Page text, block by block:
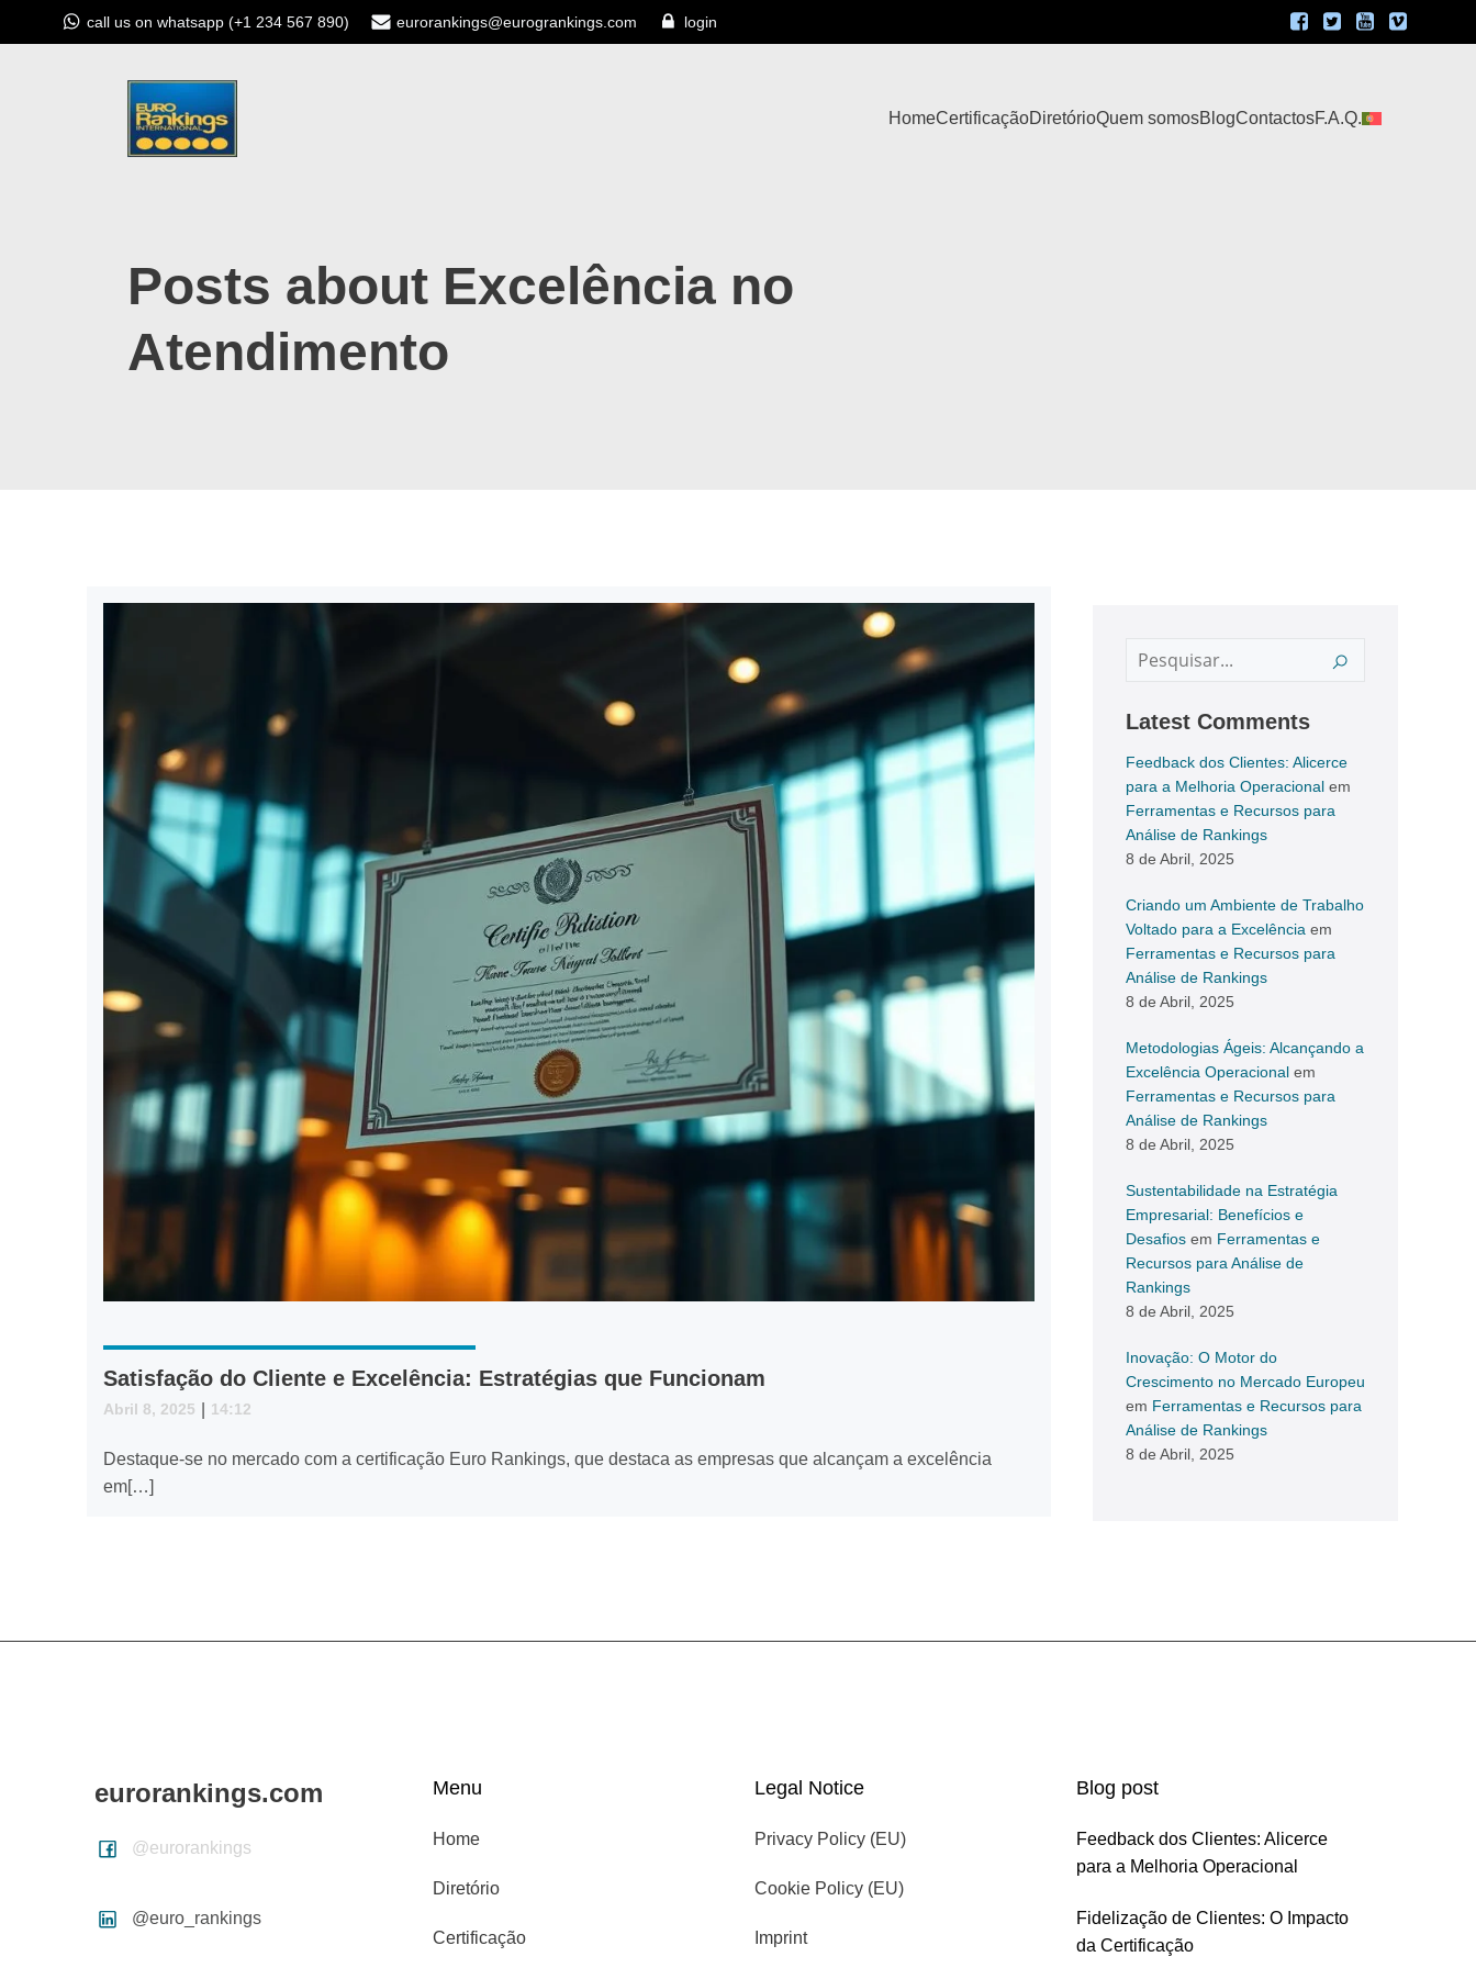
call us on whatsapp (+1 234 567 890) eurorankings@eurogrankings.com login
HomeCertificaçãoDiretórioQuem somosBlogContactosF.A.Q.
Posts about Excelência no
Atendimento
Satisfação do Cliente e Excelência: Estratégias que Funcionam
Abril 8, 2025 14:12
Destaque-se no mercado com a certificação Euro Rankings, que destaca as empresas que alcançam a excelência
em[…]
Latest Comments
Feedback dos Clientes: Alicerce
para a Melhoria Operacional em
Ferramentas e Recursos para
Análise de Rankings
8 de Abril, 2025
Criando um Ambiente de Trabalho
Voltado para a Excelência em
Ferramentas e Recursos para
Análise de Rankings
8 de Abril, 2025
Metodologias Ágeis: Alcançando a
Excelência Operacional em
Ferramentas e Recursos para
Análise de Rankings
8 de Abril, 2025
Sustentabilidade na Estratégia
Empresarial: Benefícios e
Desafios em Ferramentas e
Recursos para Análise de
Rankings
8 de Abril, 2025
Inovação: O Motor do
Crescimento no Mercado Europeu
em Ferramentas e Recursos para
Análise de Rankings
8 de Abril, 2025
eurorankings.com
@eurorankings
@euro_rankings
Menu
Home
Diretório
Certificação
Legal Notice
Privacy Policy (EU)
Cookie Policy (EU)
Imprint
Blog post
Feedback dos Clientes: Alicerce
para a Melhoria Operacional
Fidelização de Clientes: O Impacto
da Certificação